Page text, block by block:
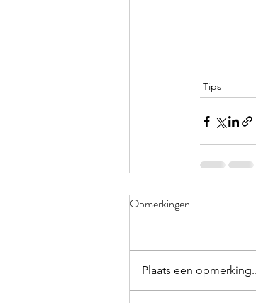
Tips
Opmerkingen
Plaats een